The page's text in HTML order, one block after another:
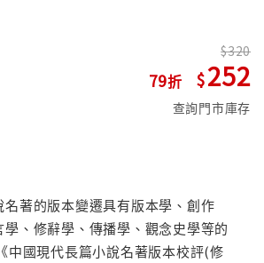
79
320
252
查詢門市庫存
名著的版本變遷具有版本學、創作
、修辭學、傳播學、觀念史學等的
中國現代長篇小說名著版本校評(修